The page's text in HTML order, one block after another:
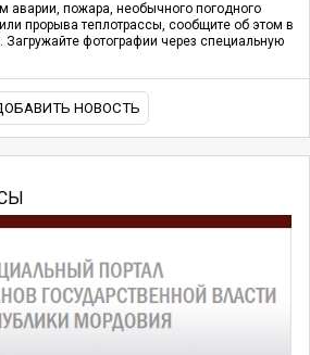
аварии, пожара, необычного погодного
прорыва теплотрассы, сообщите об этом в
Загружайте фотографии через специальную
НОВОСТЬ